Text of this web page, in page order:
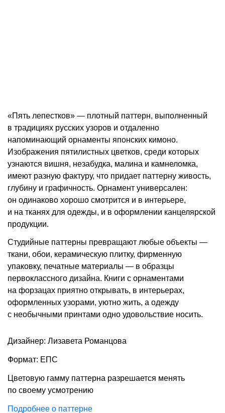
«Пять лепестков» — плотный паттерн, выполненный
в традициях русских узоров и отдаленно
напоминающий орнаменты японских кимоно.
Изображения пятилистных цветков, среди которых
узнаются вишня, незабудка, малина и камнеломка,
имеют разную фактуру, что придает паттерну живость,
глубину и графичность. Орнамент универсален:
он одинаково хорошо смотрится и в интерьере,
и на тканях для одежды, и в оформлении канцелярской
продукции.
Студийные паттерны превращают любые объекты —
ткани, обои, керамическую плитку, фирменную
упаковку, печатные материалы — в образцы
первоклассного дизайна. Книги с орнаментами
на форзацах приятно открывать, в интерьерах,
оформленных узорами, уютно жить, а одежду
с необычными принтами одно удовольствие носить.
Дизайнер: Лизавета Романцова
Формат: ЕПС
Цветовую гамму паттерна разрешается менять
по своему усмотрению
Подробнее о паттерне